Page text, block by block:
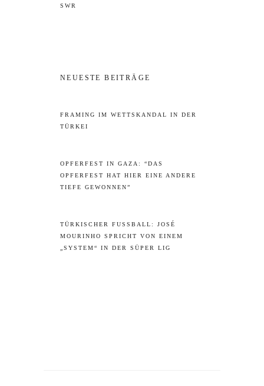
SWR
NEUESTE BEITRÄGE
FRAMING IM WETTSKANDAL IN DER
TÜRKEI
OPFERFEST IN GAZA: “DAS
OPFERFEST HAT HIER EINE ANDERE
TIEFE GEWONNEN”
TÜRKISCHER FUSSBALL: JOSÉ M
OURINHO SPRICHT VON EINEM „
SYSTEM“ IN DER SÜPER LIG